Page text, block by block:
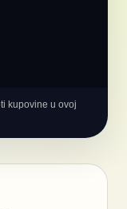
kupovine u ovoj